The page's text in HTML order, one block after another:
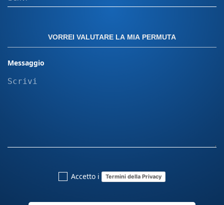
calcolate a parte. "Le immagini presenti sul sito
rappresentano quindi necessariamente il
prodotto finale o le versioni disponibili per
VORREI VALUTARE LA MIA PERMUTA
Messaggio
Accetto i Termini della Privacy